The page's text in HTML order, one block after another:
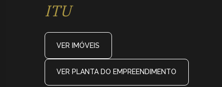
ITU
VER IMÓVEIS
VER PLANTA DO EMPREENDIMENTO